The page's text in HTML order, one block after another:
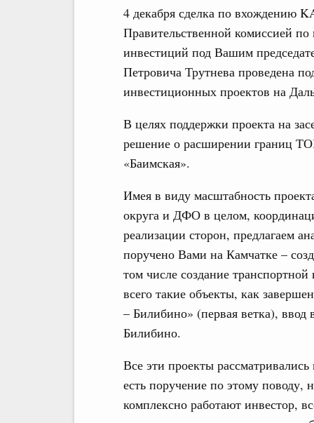
4 декабря сделка по вхождению
Правительственной комиссией
инвестиций под Вашим
Петровича Трутнева проведена
инвестиционных проектов на
В целях поддержки проекта на
решение о расширении границ
«Баимская».
Имея в виду масштабность
округа и ДФО в целом,
реализации сторон, предлагаем
поручено Вами на Камчатке –
том числе создание
всего такие объекты, как
– Билибино» (первая ветка), ввод
Билибино.
Все эти проекты
есть поручение по этому поводу,
комплексно работают инвестор,